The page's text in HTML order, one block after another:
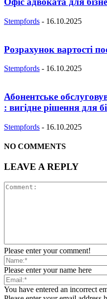
Stempfords - 16.10.2025
Розрахунок вартості
Stempfords - 16.10.2025
Абонентське
: вигідне рішення для
Stempfords - 16.10.2025
NO COMMENTS
LEAVE A REPLY
Please enter your comment!
Please enter your name here
You have entered an incorrect